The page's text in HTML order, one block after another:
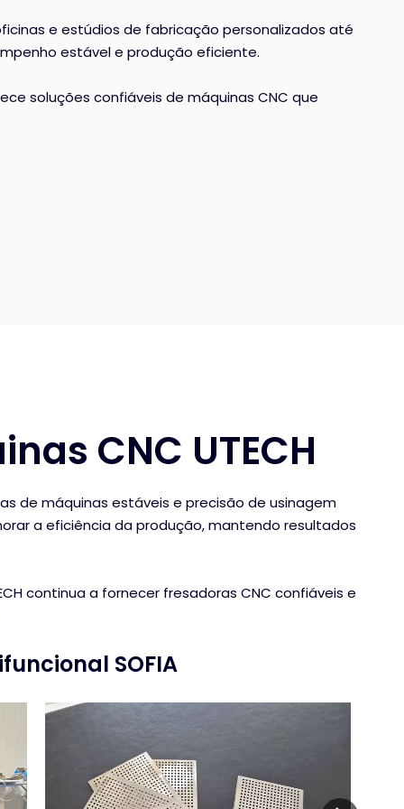
e estúdios de fabricação personalizados até
estável e produção eficiente.
soluções confiáveis ​​de máquinas CNC que
CNC UTECH
de máquinas estáveis ​​e precisão de usinagem
a eficiência da produção, mantendo resultados
continua a fornecer fresadoras CNC confiáveis ​​e
SOFIA